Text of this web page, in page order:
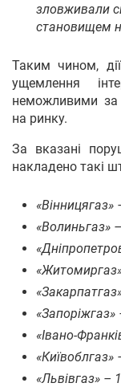
зловживали
становищем
Таким чином,
ущемлення
неможливими за
на ринку.
За вказані
накладено такі
«Волиньгаз»
«Івано-
«Львівгаз» –